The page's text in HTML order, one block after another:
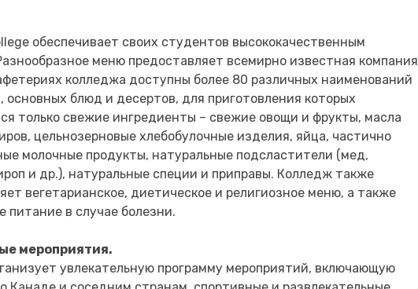
обеспечивает своих студентов высококачественным
меню предоставляет всемирно известная компания
колледжа доступны более 80 различных наименований
основных блюд и десертов, для приготовления которых
только свежие ингредиенты – свежие овощи и фрукты, масла
цельнозерновые хлебобулочные изделия, яйца, частично
молочные продукты, натуральные подсластители (мед,
и др.), натуральные специи и приправы. Колледж также
вегетарианское, диетическое и религиозное меню, а также
питание в случае болезни.
мероприятия.
увлекательную программу мероприятий, включающую